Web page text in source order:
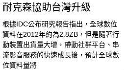
耐克森協助台灣升級
根據IDC公布研究報告指出，全球數位
資料在2012年約為2.8ZB，但是隨著行
動裝置出貨量大增，帶動社群平台、串
流影音服務的快速成長後，預計全球數
位資料量將